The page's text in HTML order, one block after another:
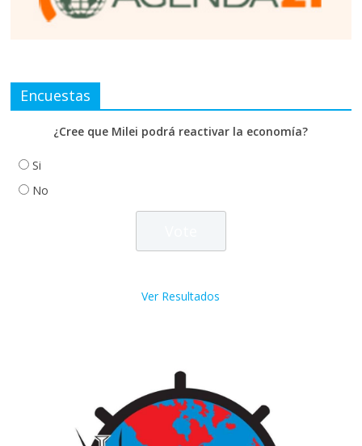
Encuestas
¿Cree que Milei podrá reactivar la economía?
Si
No
Ver Resultados